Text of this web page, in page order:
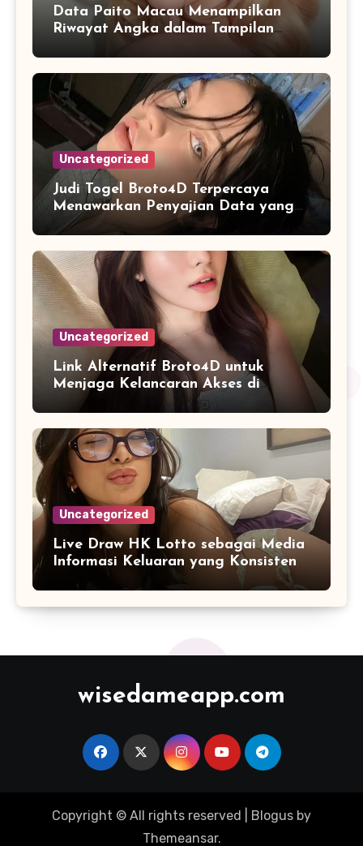
Data Paito Macau Menampilkan
Riwayat Angka dalam Tampilan
yang Lebih Teratur dan Mudah
Dipahami
Uncategorized
Judi Togel Broto4D Terpercaya
Menawarkan Penyajian Data yang
Lebih Terorganisir untuk Pengguna
Uncategorized
Link Alternatif Broto4D untuk
Menjaga Kelancaran Akses di
Berbagai Perangkat
Uncategorized
Live Draw HK Lotto sebagai Media
Informasi Keluaran yang Konsisten
wisedameapp.com
Copyright © All rights reserved Blogus by
Themeansar.